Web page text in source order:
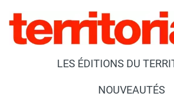
LES ÉDITIONS DU
NOUVEAUTÉS